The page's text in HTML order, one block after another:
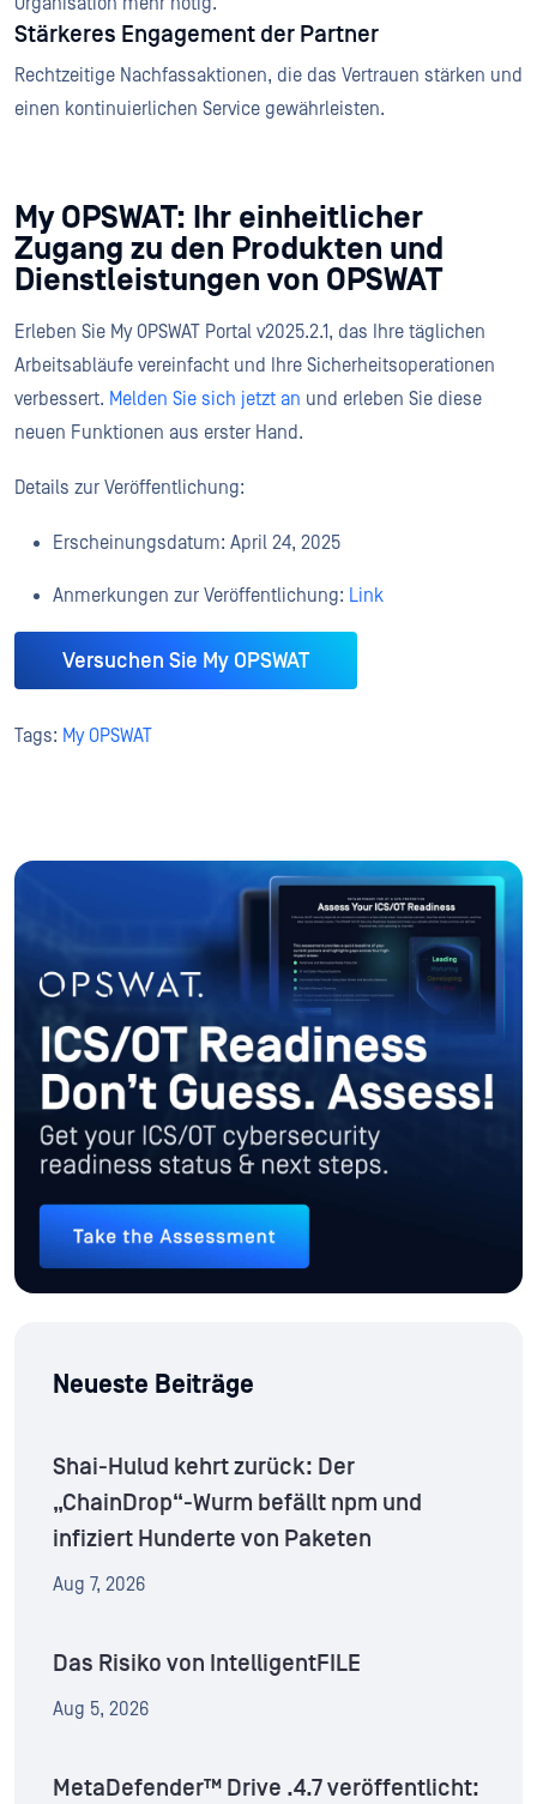
Stärkeres Engagement der Partner
Rechtzeitige Nachfassaktionen, die das Vertrauen stärken und
einen kontinuierlichen Service gewährleisten.
My OPSWAT: Ihr einheitlicher
Zugang zu den Produkten und
Dienstleistungen von OPSWAT
Erleben Sie My OPSWAT Portal v2025.2.1, das Ihre täglichen
Arbeitsabläufe vereinfacht und Ihre Sicherheitsoperationen
verbessert. Melden Sie sich jetzt an und erleben Sie diese
neuen Funktionen aus erster Hand.
Details zur Veröffentlichung:
Erscheinungsdatum: April 24, 2025
Anmerkungen zur Veröffentlichung: Link
Versuchen Sie My OPSWAT
Tags: My OPSWAT
Neueste Beiträge
Shai-Hulud kehrt zurück: Der
„ChainDrop“-Wurm befällt npm und
infiziert Hunderte von Paketen
Aug 7, 2026
Das Risiko von IntelligentFILE
Aug 5, 2026
MetaDefender™ Drive .4.7 veröffentlicht: